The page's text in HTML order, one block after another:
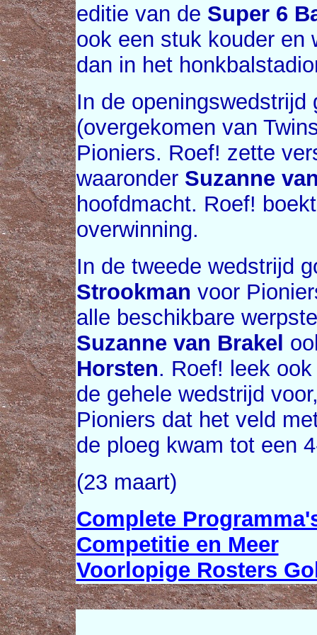
editie van de Super 6
ook een stuk kouder en
dan in het
In de
(overgekomen van
Pioniers. Roef! zette
waaronder Suzanne
hoofdmacht. Roef!
overwinning.
In de tweede wedstrijd
Strookman voor
alle beschikbare
Suzanne van Brakel
Horsten. Roef! leek
de gehele wedstrijd
Pioniers dat het veld
de ploeg kwam tot een
(23 maart)
Complete
Competitie en Meer
Voorlopige Rosters